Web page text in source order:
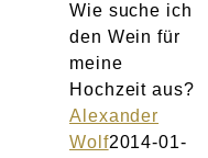
Wie suche ich
den Wein für
meine
Hochzeit aus?
Alexander
Wolf2014-01-